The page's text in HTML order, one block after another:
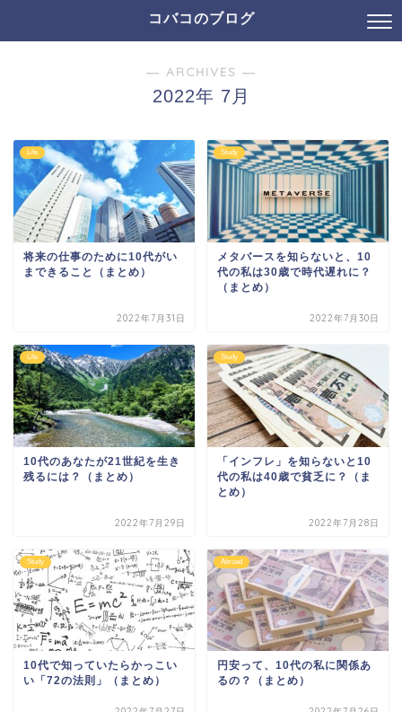
コバコのブログ
― ARCHIVES ―
2022年 7月
Life
将来の仕事のために10代がい
まできること（まとめ）
2022年7月31日
Study
メタバースを知らないと、10
代の私は30歳で時代遅れに？
（まとめ）
2022年7月30日
Life
10代のあなたが21世紀を生き
残るには？（まとめ）
2022年7月29日
Study
「インフレ」を知らないと10
代の私は40歳で貧乏に？（ま
とめ）
2022年7月28日
Study
10代で知っていたらかっこい
い「72の法則」（まとめ）
Abroad
円安って、10代の私に関係あ
るの？（まとめ）